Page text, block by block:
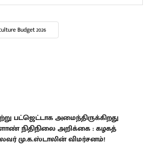
Budget 2026
பட்ஜெட்டாக அமைந்திருக்கிறது
நிதிநிலை அறிக்கை : கழகத்
மு.க.ஸ்டாலின் விமர்சனம்!